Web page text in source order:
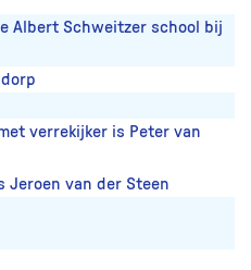
Albert Schweitzer school bij
verrekijker is Peter van
Jeroen van der Steen